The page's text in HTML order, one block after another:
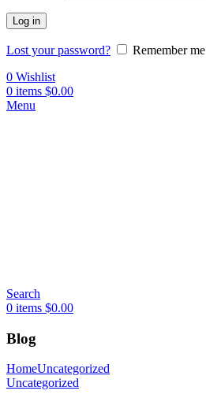
Log in
Lost your password?
Remember me
0 Wishlist
0 items $0.00
Menu
Search
0 items $0.00
Blog
HomeUncategorized
Uncategorized